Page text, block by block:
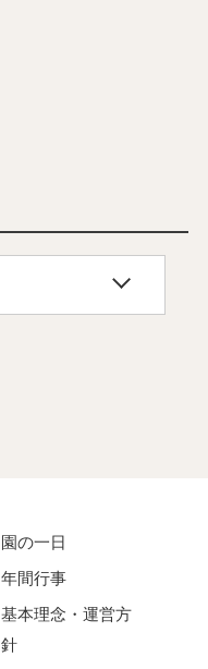
園の一日
年間行事
基本理念・運営方
針